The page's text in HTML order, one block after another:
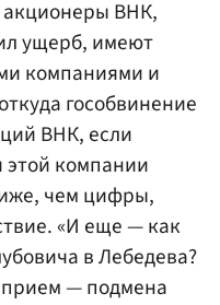
ВНК,
ущерб, имеют
компаниями и
гособвинение
ВНК, если
этой компании
чем цифры,
«И еще — как
в Лебедева?
— подмена